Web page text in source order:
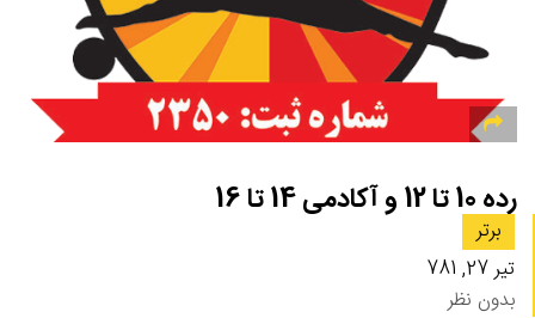
رده 10 تا 12 و آکادمی 14 تا 16
برتر
تیر 27, 781
بدون نظر